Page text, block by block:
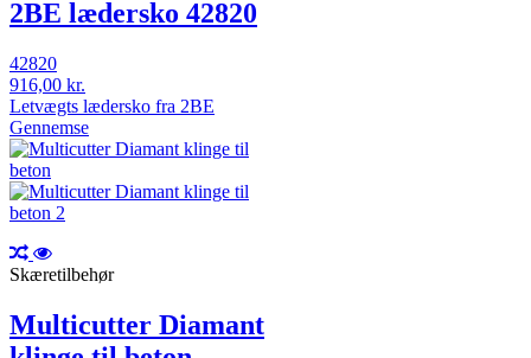
2BE lædersko 42820
42820
916,00 kr.
Letvægts lædersko fra 2BE
Gennemse
Skæretilbehør
Multicutter Diamant